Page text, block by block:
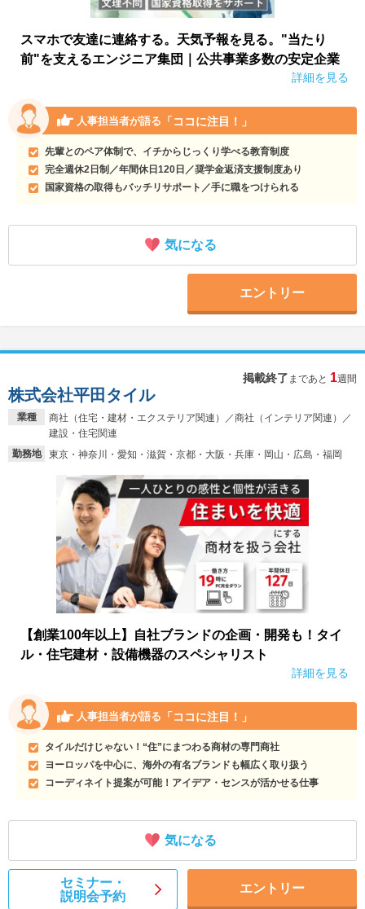
スマホで友達に連絡する。天気予報を見る。"当たり
前"を支えるエンジニア集団｜公共事業多数の安定企業
詳細を見る
人事担当者が語る 「ココに注目！」
先輩とのペア体制で、イチからじっくり学べる教育制度
完全週休2日制／年間休日120日／奨学金返済支援制度あり
国家資格の取得もバッチリサポート／手に職をつけられる
気になる
エントリー
掲載終了 まであと 1週間
業種
商社（住宅・建材・エクステリア関連）／商社（インテリア関連）／
建設・住宅関連
勤務地
東京・神奈川・愛知・滋賀・京都・大阪・兵庫・岡山・広島・福岡
株式会社平田タイル
【創業100年以上】自社ブランドの企画・開発も！タイ
ル・住宅建材・設備機器のスペシャリスト
詳細を見る
人事担当者が語る 「ココに注目！」
タイルだけじゃない！“住”にまつわる商材の専門商社
ヨーロッパを中心に、海外の有名ブランドも幅広く取り扱う
コーディネイト提案が可能！アイデア・センスが活かせる仕事
気になる
セミナー・
説明会予約
エントリー